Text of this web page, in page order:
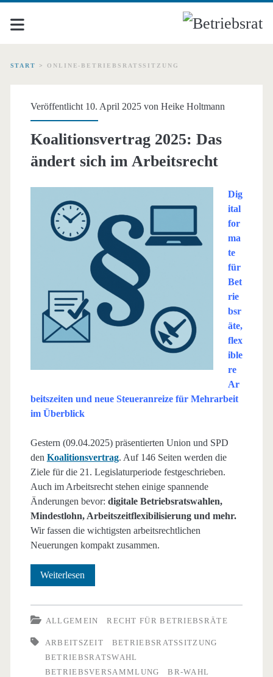
START > ONLINE-BETRIEBSRATSSITZUNG
Schlagwort:
<span>Online-
Betriebsratssitzung</
Veröffentlicht 10. April 2025 von Heike Holtmann
Koalitionsvertrag 2025: Das
ändert sich im Arbeitsrecht
Dig
ital
for
ma
te
für
Bet
rie
bsr
äte,
flex
ible
re
Ar
beitszeiten und neue Steueranreize für Mehrarbeit
im Überblick
Gestern (09.04.2025) präsentierten Union und SPD
den Koalitionsvertrag. Auf 146 Seiten werden die
Ziele für die 21. Legislaturperiode festgeschrieben.
Auch im Arbeitsrecht stehen einige spannende
Änderungen bevor: digitale Betriebsratswahlen,
Mindestlohn, Arbeitszeitflexibilisierung und mehr.
Wir fassen die wichtigsten arbeitsrechtlichen
Neuerungen kompakt zusammen.
Weiterlesen
Das
ändert
sich
ALLGEMEIN RECHT FÜR BETRIEBSRÄTE
ARBEITSZEIT
BETRIEBSRATSSITZUNG
BETRIEBSRATSWAHL
BETRIEBSVERSAMMLUNG
BR-WAHL